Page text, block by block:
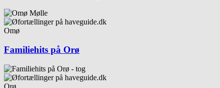
Omø
Familiehits på Orø
Orø